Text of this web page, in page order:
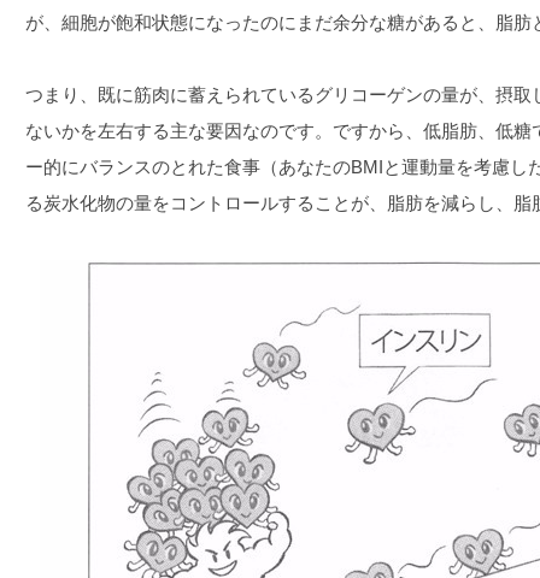
が、細胞が飽和状態になったのにまだ余分な糖があると、脂肪
つまり、既に筋肉に蓄えられているグリコーゲンの量が、摂
ないかを左右する主な要因なのです。ですから、低脂肪、低
ー的にバランスのとれた食事（あなたのBMIと運動量を考慮し
る炭水化物の量をコントロールすることが、脂肪を減らし、